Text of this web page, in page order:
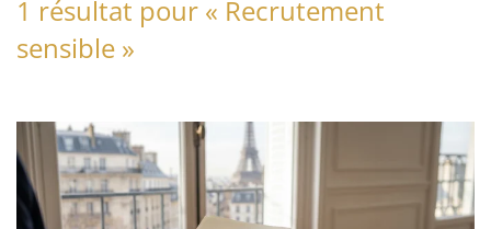
1 résultat pour « Recrutement
sensible »